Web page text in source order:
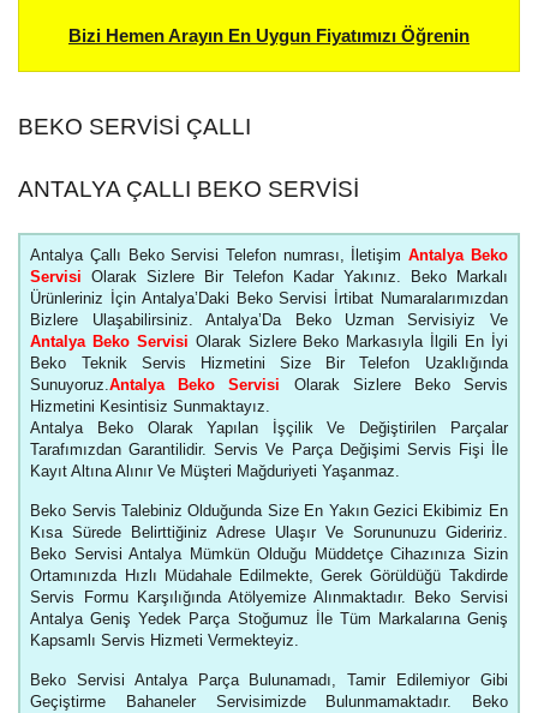
Bizi Hemen Arayın En Uygun Fiyatımızı Öğrenin
BEKO SERVISI ÇALLI
ANTALYA ÇALLI BEKO SERVISI
Antalya Çallı Beko Servisi Telefon numrası, İletişim Antalya Beko
Servisi Olarak Sizlere Bir Telefon Kadar Yakınız. Beko Markalı
Ürünleriniz İçin Antalya’Daki Beko Servisi İrtibat Numaralarımızdan
Bizlere Ulaşabilirsiniz. Antalya’Da Beko Uzman Servisiyiz Ve
Antalya Beko Servisi Olarak Sizlere Beko Markasıyla İlgili En İyi
Beko Teknik Servis Hizmetini Size Bir Telefon Uzaklığında
Sunuyoruz.Antalya Beko Servisi Olarak Sizlere Beko Servis
Hizmetini Kesintisiz Sunmaktayız.
Antalya Beko Olarak Yapılan İşçilik Ve Değiştirilen Parçalar
Tarafımızdan Garantilidir. Servis Ve Parça Değişimi Servis Fişi İle
Kayıt Altına Alınır Ve Müşteri Mağduriyeti Yaşanmaz.
Beko Servis Talebiniz Olduğunda Size En Yakın Gezici Ekibimiz En
Kısa Sürede Belirttiğiniz Adrese Ulaşır Ve Sorununuzu Gideririz.
Beko Servisi Antalya Mümkün Olduğu Müddetçe Cihazınıza Sizin
Ortamınızda Hızlı Müdahale Edilmekte, Gerek Görüldüğü Takdirde
Servis Formu Karşılığında Atölyemize Alınmaktadır. Beko Servisi
Antalya Geniş Yedek Parça Stoğumuz İle Tüm Markalarına Geniş
Kapsamlı Servis Hizmeti Vermekteyiz.
Beko Servisi Antalya Parça Bulunamadı, Tamir Edilemiyor Gibi
Geçiştirme Bahaneler Servisimizde Bulunmamaktadır. Beko